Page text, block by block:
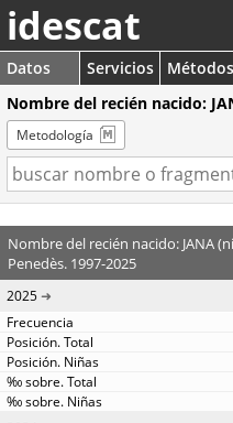
idescat
Datos Servicios Métodos
Nombre del recién nacido:
Metodología
Nombre del recién nacido: JANA
Penedès. 1997-2025
2025